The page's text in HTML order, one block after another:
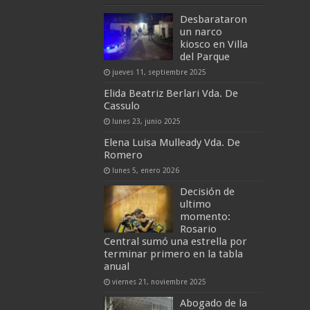
Desbarataron
un narco
kiosco en Villa
del Parque
jueves 11, septiembre 2025
Elida Beatriz Berlari Vda. De
Cassulo
lunes 23, junio 2025
Elena Luisa Mulleady Vda. De
Romero
lunes 5, enero 2026
Decisión de
ultimo
momento:
Rosario
Central sumó una estrella por
terminar primero en la tabla
anual
viernes 21, noviembre 2025
Abogado de la